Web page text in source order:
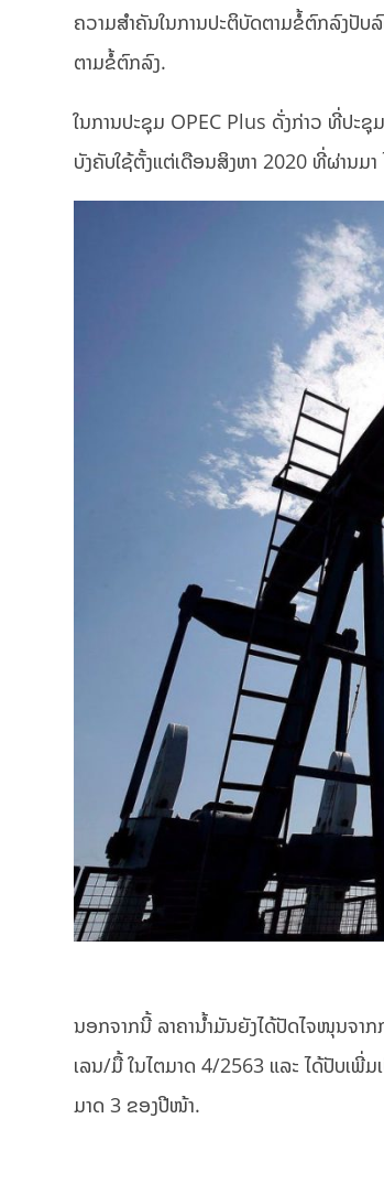
ຄວາມສຳຄັນໃນການປະຕິບັດຕາມຂໍ້ຕົກລົງປັບ
ຕາມຂໍ້ຕົກລົງ.
ໃນການປະຊຸມ OPEC Plus ດັ່ງກ່າວ ທີ່ປະ
ບັງຄັບໃຊ້ຕັ້ງແຕ່ເດືອນສິງຫາ 2020 ທີ່ຜ່ານມ
ນອກຈາກນີ້ ລາຄານ້ຳມັນຍັງໄດ້ປັດໄຈໜຸນຈາ
ເລນ/ມື້ ໃນໄຕມາດ 4/2563 ແລະ ໄດ້ປັບເພີ່
ມາດ 3 ຂອງປີໜ້າ.